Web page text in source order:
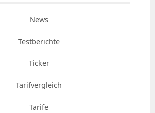
News
Testberichte
Ticker
Tarifvergleich
Tarife